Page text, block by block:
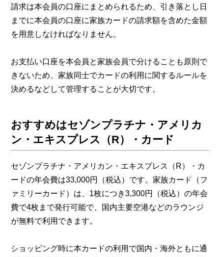
請求は本会員の口座にまとめられるため、引き落とし日
までに本会員の口座に家族カードの請求額を含めた金額
を用意しなければなりません。
お支払い口座を本会員と家族会員で分けることも原則で
きないため、家族同士でカードの利用に関するルールを
決めるなどして管理することが大切です。
おすすめはセゾンプラチナ・アメリカ
ン・エキスプレス（R）・カード
セゾンプラチナ・アメリカン・エキスプレス（R）・カ
ードの年会費は33,000円（税込）です。家族カード（フ
ァミリーカード）は、1枚につき3,300円（税込）の年会
費で4枚まで発行可能で、国内主要空港などのラウンジ
が無料で利用できます。
ショッピング時に本カードの利用で国内・海外ともに通